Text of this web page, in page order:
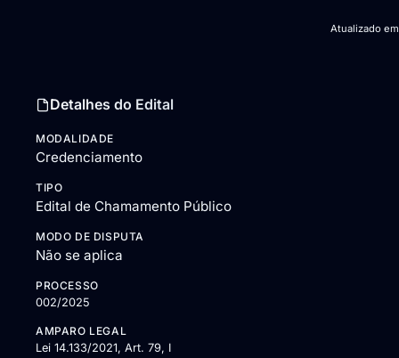
Atualizado
Detalhes do Edital
MODALIDADE
Credenciamento
TIPO
Edital de Chamamento Público
MODO DE DISPUTA
Não se aplica
PROCESSO
002/2025
AMPARO LEGAL
Lei 14.133/2021, Art. 79, I